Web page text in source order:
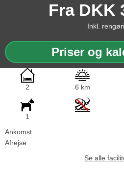
Fra DKK
Inkl.
Priser og
2 6 km
1
Ankomst
Afrejse
Se alle